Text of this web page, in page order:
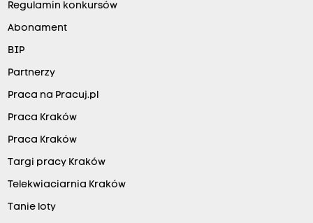
Regulamin konkursów
Abonament
BIP
Partnerzy
Praca na Pracuj.pl
Praca Kraków
Praca Kraków
Targi pracy Kraków
Telekwiaciarnia Kraków
Tanie loty